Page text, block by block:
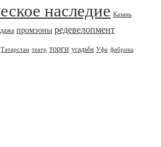
наследие Казань
промзоны редевелопмент
Татарстан театр торги усадьба Уфа фабрика